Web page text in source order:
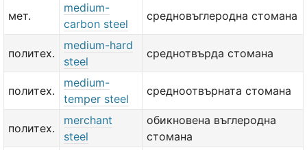
мет.
medium-
carbon steel
средновъглеродна стомана
политех.
medium-hard
steel
среднотвърда стомана
политех.
medium-
temper steel
средноотвърната стомана
политех.
merchant
steel
обикновена въглеродна
стомана